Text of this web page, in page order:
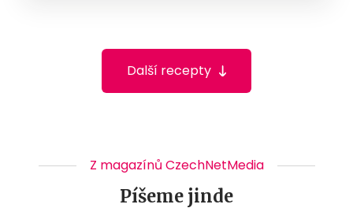
Další recepty
Z magazínů CzechNetMedia
Píšeme jinde